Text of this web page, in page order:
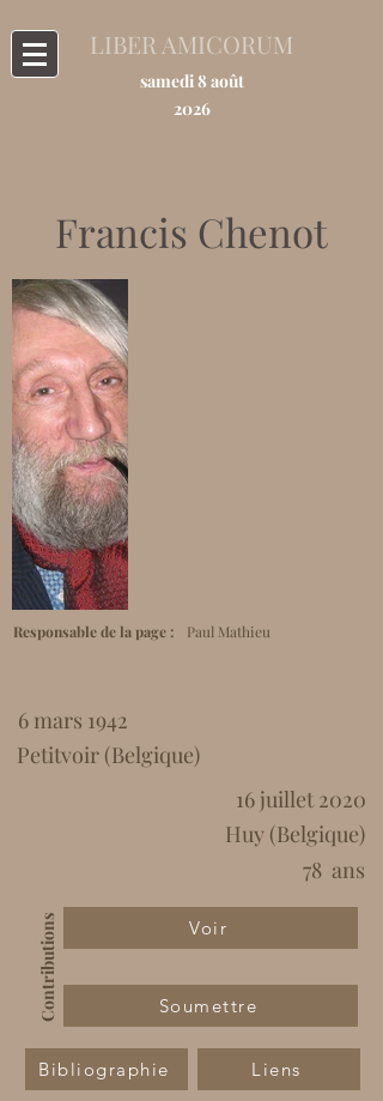
LIBER AMICORUM
samedi 8 août
2026
Francis Chenot
Paul Mathieu
Responsable de la page :
6 mars 1942
Petitvoir (Belgique)
16 juillet 2020
Huy (Belgique)
78 ans
Voir
Contributions Soumettre
Bibliographie Liens